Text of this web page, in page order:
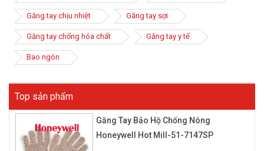
Găng tay chịu nhiệt Găng tay sợi
Găng tay chống hóa chất Găng tay y tế
Bao ngón
Top sản phẩm
Găng Tay Bảo Hộ Chống Nóng
Honeywell Hot Mill-51-7147SP